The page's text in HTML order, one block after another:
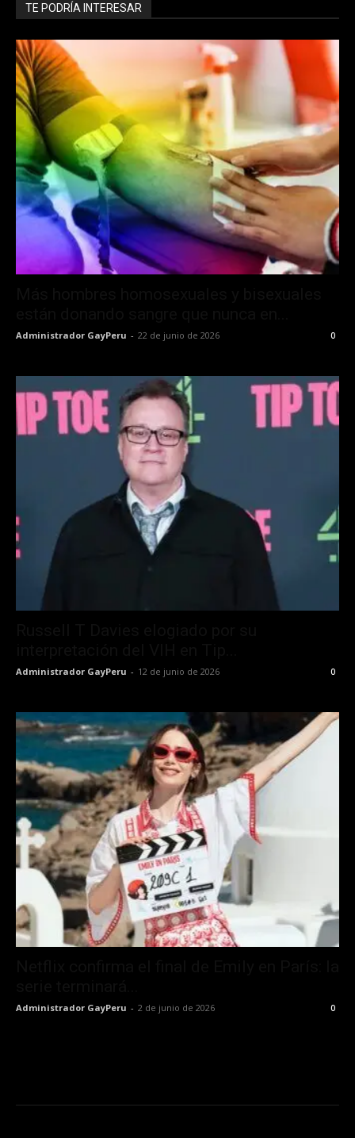
TE PODRÍA INTERESAR
Administrador GayPeru - 22 de junio de 2026 0
Administrador GayPeru - 12 de junio de 2026 0
Administrador GayPeru - 2 de junio de 2026 0